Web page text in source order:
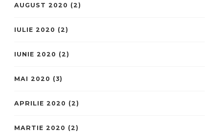
AUGUST 2020 (2)
IULIE 2020 (2)
IUNIE 2020 (2)
MAI 2020 (3)
APRILIE 2020 (2)
MARTIE 2020 (2)